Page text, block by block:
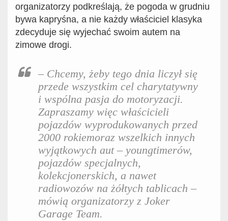
organizatorzy podkreślają, że pogoda w grudniu
bywa kapryśna, a nie każdy właściciel klasyka
zdecyduje się wyjechać swoim autem na
zimowe drogi.
– Chcemy, żeby tego dnia liczył się
przede wszystkim cel charytatywny
i wspólna pasja do motoryzacji.
Zapraszamy więc właścicieli
pojazdów wyprodukowanych przed
2000 rokiemoraz wszelkich innych
wyjątkowych aut – youngtimerów,
pojazdów specjalnych,
kolekcjonerskich, a nawet
radiowozów na żółtych tablicach –
mówią organizatorzy z Joker
Garage Team.